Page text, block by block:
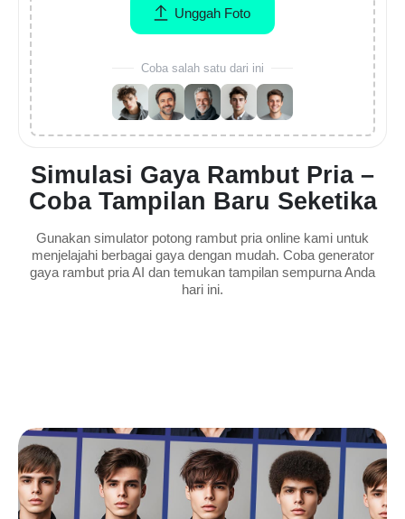
Simulasi Gaya Rambut Pria –
Coba Tampilan Baru Seketika
Gunakan simulator potong rambut pria online kami untuk
menjelajahi berbagai gaya dengan mudah. Coba generator
gaya rambut pria AI dan temukan tampilan sempurna Anda
hari ini.
Unggah Foto
Coba salah satu dari ini